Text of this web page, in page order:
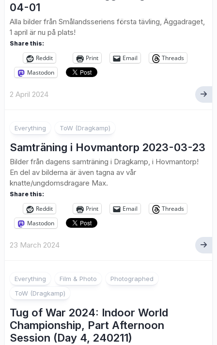
04-01
Alla bilder från Smålandsseriens första tävling, Äggadraget,
1 april är nu på plats!
Share this:
Reddit Print Email
Threads
Mastodon
2 April 2024
Everything ToW (Dragkamp)
Samträning i Hovmantorp 2023-03-23
Bilder från dagens samträning i Dragkamp, i Hovmantorp!
En del av bilderna är även tagna av vår
knatte/ungdomsdragare Max.
Share this:
Reddit Print Email
Threads
Mastodon
23 March 2024
Everything Film & Photo
Photographed
ToW (Dragkamp)
Tug of War 2024: Indoor World
Championship, Part Afternoon
Session (Day 4, 240211)